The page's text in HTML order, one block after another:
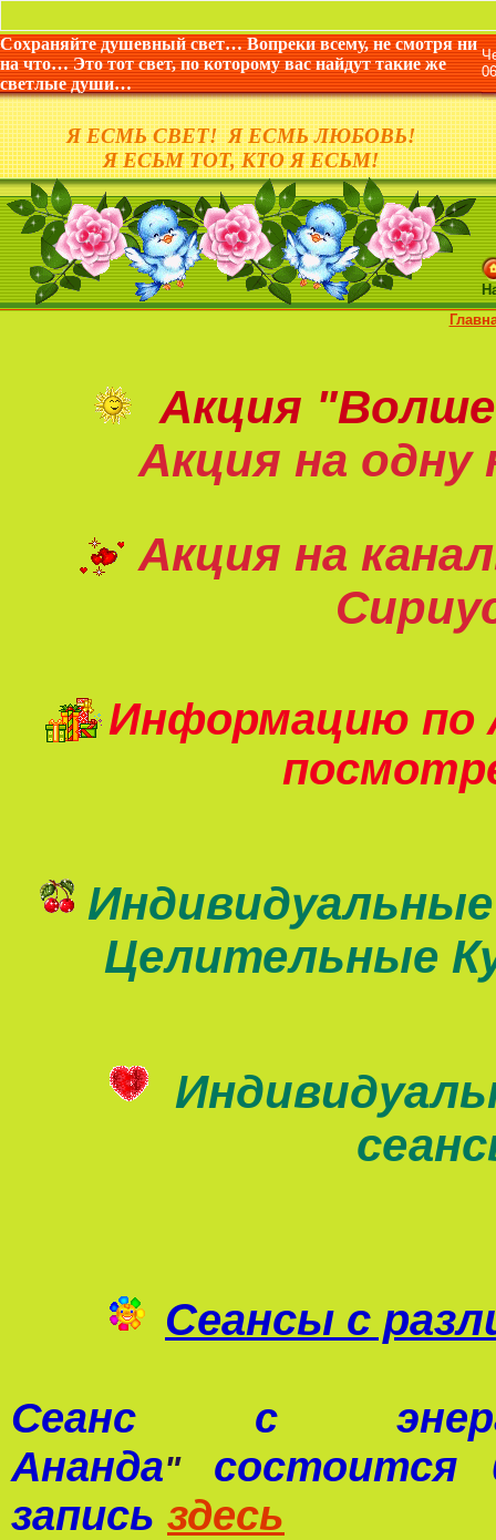
Сохраняйте душевный свет… Вопреки всему, не смотря ни
на что… Это тот свет, по которому вас найдут такие же
светлые души…
Я ЕСМЬ СВЕТ! Я ЕСМЬ ЛЮБОВЬ!
Я ЕСЬМ ТОТ, КТО Я ЕСЬМ!
Акция
Акция на одну
Акция на
Информацию по
Целительные
Сеансы с
Сеанс с
Ананда"
состоится
запись здесь